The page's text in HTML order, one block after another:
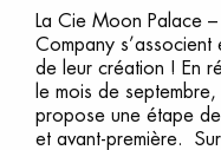
La Cie Moon Palace
Company s’associent
de leur création ! En
le mois de
propose une étape
et avant-première.